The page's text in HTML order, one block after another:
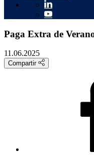
Paga Extra de
11.06.2025
Compartir